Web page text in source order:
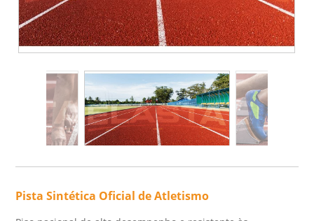
Pista Sintética Oficial de Atletismo